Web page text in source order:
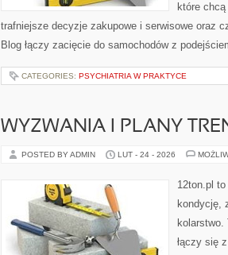
które
trafniejsze decyzje zakupowe i serwisowe oraz
Blog łączy zacięcie do samochodów z
CATEGORIES: PSYCHIATRIA W PRAKTYCE
WYZWANIA I PLANY
POSTED BY ADMIN LUT - 24 - 2026
12ton.pl
kondycję,
łączy się